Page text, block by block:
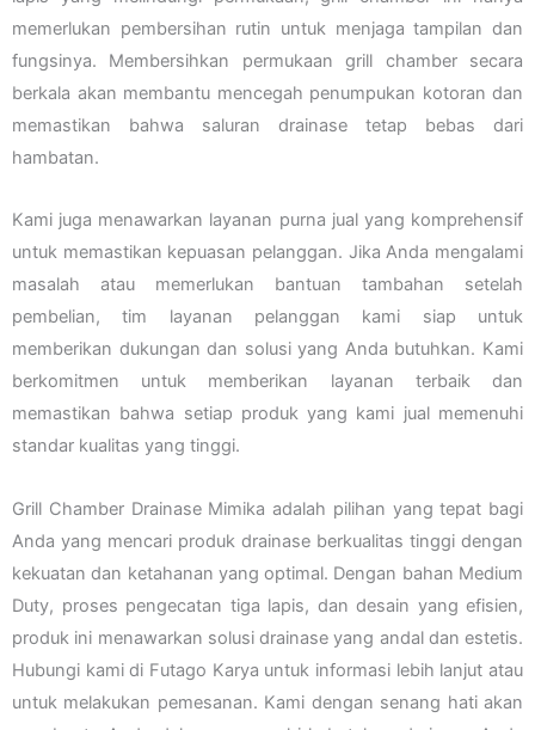
memerlukan pembersihan rutin untuk menjaga tampilan dan
fungsinya. Membersihkan permukaan grill chamber secara
berkala akan membantu mencegah penumpukan kotoran dan
memastikan bahwa saluran drainase tetap bebas dari
hambatan.
Kami juga menawarkan layanan purna jual yang komprehensif
untuk memastikan kepuasan pelanggan. Jika Anda mengalami
masalah atau memerlukan bantuan tambahan setelah
pembelian, tim layanan pelanggan kami siap untuk
memberikan dukungan dan solusi yang Anda butuhkan. Kami
berkomitmen untuk memberikan layanan terbaik dan
memastikan bahwa setiap produk yang kami jual memenuhi
standar kualitas yang tinggi.
Grill Chamber Drainase Mimika adalah pilihan yang tepat bagi
Anda yang mencari produk drainase berkualitas tinggi dengan
kekuatan dan ketahanan yang optimal. Dengan bahan Medium
Duty, proses pengecatan tiga lapis, dan desain yang efisien,
produk ini menawarkan solusi drainase yang andal dan estetis.
Hubungi kami di Futago Karya untuk informasi lebih lanjut atau
untuk melakukan pemesanan. Kami dengan senang hati akan